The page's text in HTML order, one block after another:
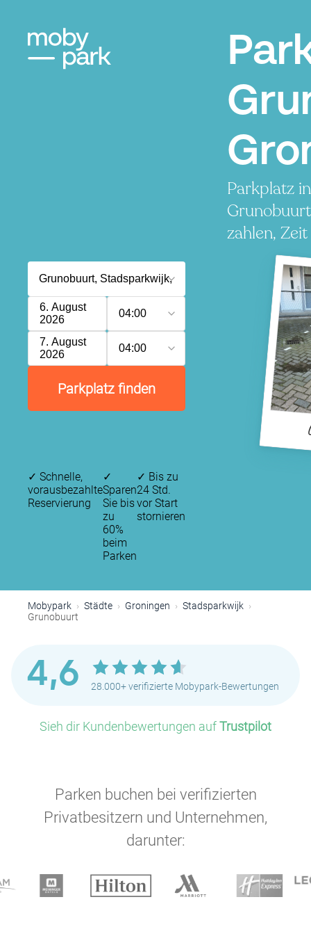
Parkplatz
zahlen,
6. August
2026
04:00
7. August
2026
04:00
Parkplatz finden
✓ Schnelle,
vorausbezahlte
Reservierung
✓
Sparen
Sie bis
zu
60%
beim
Parken
✓ Bis zu
24 Std.
vor Start
stornieren
Mobypark Städte Groningen
Stadsparkwijk
Grunobuurt
4,6 28.000+ verifizierte Mobypark-Bewertungen
Sieh dir Kundenbewertungen aufTrustpilot
Parken buchen bei verifizierten
Privatbesitzern und Unternehmen,
darunter: